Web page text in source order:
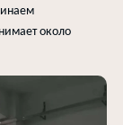
около